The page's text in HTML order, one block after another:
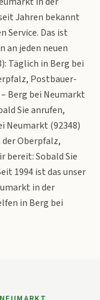
Jahren bekannt
Service. Das ist
an jeden neuen
Täglich in Berg bei
Postbauer-
Berg bei Neumarkt
Sie anrufen,
Neumarkt (92348)
Oberpfalz,
bereit: Sobald Sie
1994 ist das unser
in der
in Berg bei